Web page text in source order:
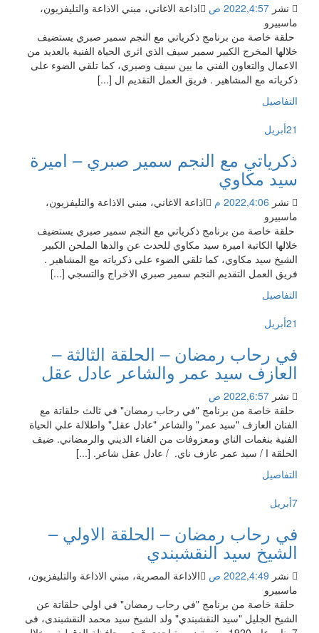
نشر 2022,4:57 ص
اذاعة الاغاني، مبني الاذاعة والتليفزيون،
ماسبيرو
حلقة خاصة من برنامج ذكرياتي مع النجم سمير صبري يستضيف
خلالها المخرج الكبير سمير سيف الذي اثري الحياة الفنية بالعديد من
الاعمال والتعاون الفني ما بين سيف وصبري، كما تلقي الضوء على
ذكرياته مع المشاهير . فريق العمل التقديم ال [...]
التفاصيل
21أبريل
ذكرياتي مع النجم سمير صبري – اميرة
سيد مكاوي
نشر 2022,4:06 م
اذاعة الاغاني، مبني الاذاعة والتليفزيون،
ماسبيرو
حلقة خاصة من برنامج ذكرياتي مع النجم سمير صبري يستضيف
خلالها الكاتبة اميرة سيد مكاوي للحدث عن والدها الملحن الكبير
الشيخ سيد مكاوي، كما تلقي الضوء على ذكرياته مع المشاهير .
فريق العمل التقديم النجم سمير صبري الاخراج والتسجي [...]
التفاصيل
21أبريل
في رحاب رمضان – الحلقة الثالثة –
العازف سيد عمر والشاعر عادل عقل
نشر 2022,6:57 ص
حلقة خاصة من برنامج "في رحاب رمضان" في ثالث حلقاتة مع
الفنان العازف "سيد عمر" والشاعر "عادل عقل" واطلالة علي الحياة
الفنية بنغمات الناي ومعزوفات من الغناء الديني والرمضاني. ضيف
الحلقة ا / سيد عمر عازف ناي. / عادل عقل شاعر. [...]
التفاصيل
7أبريل
في رحاب رمضان – الحلقة الاولي –
الشيخ سيد النقشبندي
نشر 2022,4:49 ص
الاذاعة المصرية، مبني الاذاعة والتليفزيون،
ماسبيرو
حلقة خاصة من برنامج "في رحاب رمضان" في اولي حلقاتة عن
الشيخ الجليل "سيد النقشبندي" ولد الشيخ سيد محمد النقشبندى، فى